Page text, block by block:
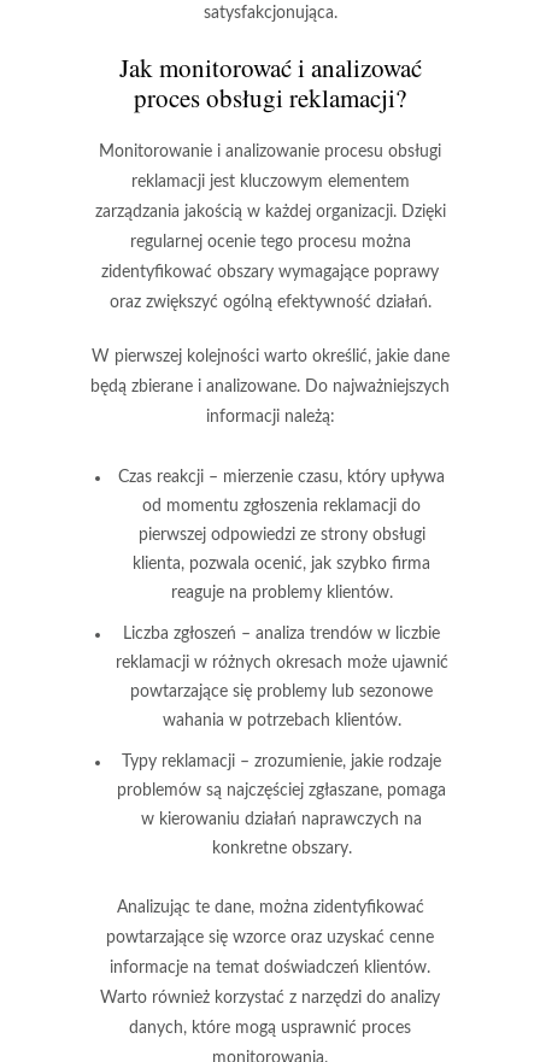
satysfakcjonująca.
Jak monitorować i analizować
proces obsługi reklamacji?
Monitorowanie i analizowanie procesu obsługi
reklamacji jest kluczowym elementem
zarządzania jakością w każdej organizacji. Dzięki
regularnej ocenie tego procesu można
zidentyfikować obszary wymagające poprawy
oraz zwiększyć ogólną efektywność działań.
W pierwszej kolejności warto określić, jakie dane
będą zbierane i analizowane. Do najważniejszych
informacji należą:
Czas reakcji – mierzenie czasu, który upływa
od momentu zgłoszenia reklamacji do
pierwszej odpowiedzi ze strony obsługi
klienta, pozwala ocenić, jak szybko firma
reaguje na problemy klientów.
Liczba zgłoszeń – analiza trendów w liczbie
reklamacji w różnych okresach może ujawnić
powtarzające się problemy lub sezonowe
wahania w potrzebach klientów.
Typy reklamacji – zrozumienie, jakie rodzaje
problemów są najczęściej zgłaszane, pomaga
w kierowaniu działań naprawczych na
konkretne obszary.
Analizując te dane, można zidentyfikować
powtarzające się wzorce oraz uzyskać cenne
informacje na temat doświadczeń klientów.
Warto również korzystać z narzędzi do analizy
danych, które mogą usprawnić proces
monitorowania.